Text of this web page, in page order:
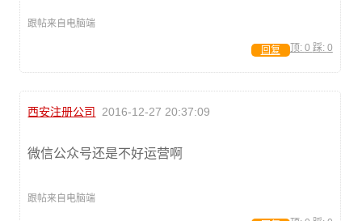
跟帖来自电脑端
顶: 0 踩: 0
回复
西安注册公司 2016-12-27 20:37:09
微信公众号还是不好运营啊
跟帖来自电脑端